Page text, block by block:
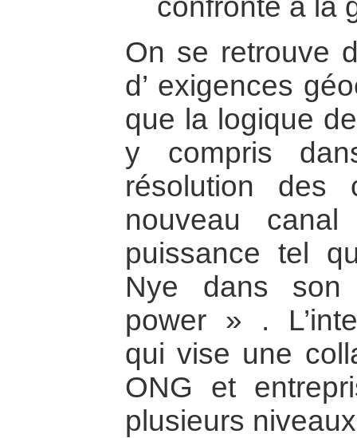
confronté à la
On se retrouve
d’ exigences
que la logique
y compris
résolution des
nouveau
puissance tel
Nye dans
power » .
qui vise une
ONG et
plusieurs